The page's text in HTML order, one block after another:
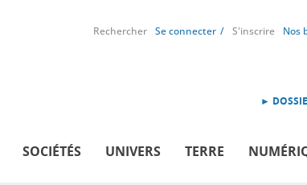
Rechercher Se connecter S'inscrire Nos
►
SOCIÉTÉS UNIVERS TERRE